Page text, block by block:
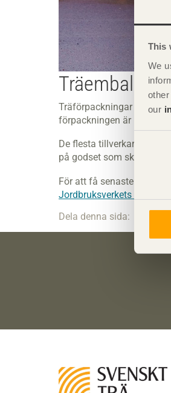
This
We
our
Träförpackningar som
förpackningen är
De flesta tillverkarna i
på godset som ska
För att få senaste
Jordbruksverkets hemsida
Dela denna sida: